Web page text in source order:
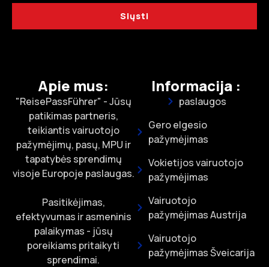
Siųsti
Apie mus:
"ReisePassFührer" - Jūsų
patikimas partneris,
teikiantis vairuotojo
pažymėjimų, pasų, MPU ir
tapatybės sprendimų
visoje Europoje paslaugas.
Pasitikėjimas,
efektyvumas ir asmeninis
palaikymas - jūsų
poreikiams pritaikyti
sprendimai.
Informacija :
paslaugos
Gero elgesio
pažymėjimas
Vokietijos vairuotojo
pažymėjimas
Vairuotojo
pažymėjimas Austrija
Vairuotojo
pažymėjimas Šveicarija